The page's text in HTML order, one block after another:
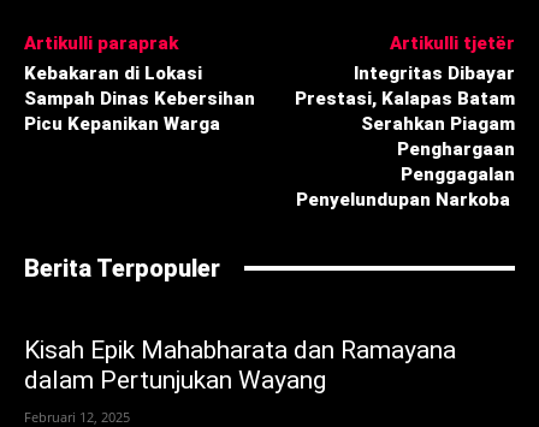
Artikulli paraprak
‎Kebakaran di Lokasi
Sampah Dinas Kebersihan
Picu Kepanikan Warga
Artikulli tjetër
‎Integritas Dibayar
Prestasi, Kalapas Batam
Serahkan Piagam
Penghargaan
Penggagalan
Penyelundupan Narkoba ‎
Berita Terpopuler
Kisah Epik Mahabharata dan Ramayana
dalam Pertunjukan Wayang
Februari 12, 2025